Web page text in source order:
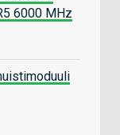
6000 MHz